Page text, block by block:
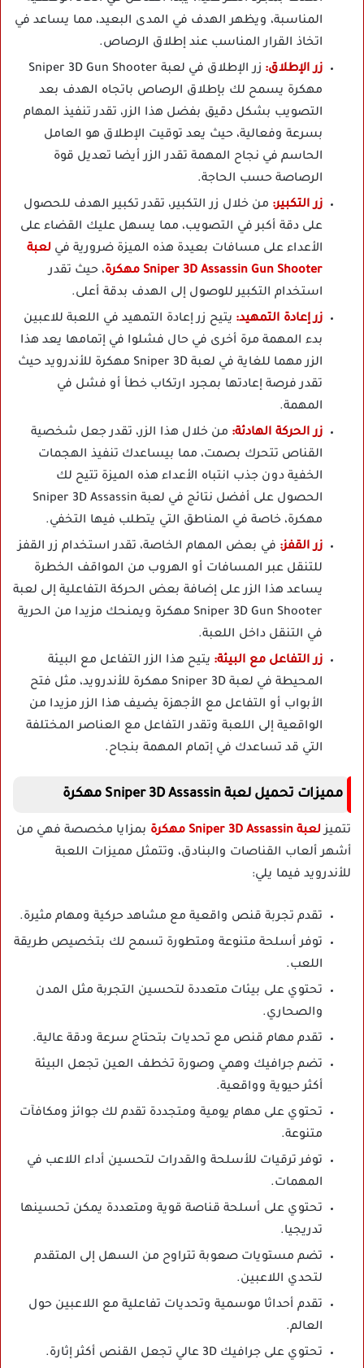
المناسبة، ويظهر الهدف في المدى البعيد، مما يساعد في
اتخاذ القرار المناسب عند إطلاق الرصاص.
زر الإطلاق:
زر الإطلاق في لعبة Sniper 3D Gun Shooter
مهكرة يسمح لك بإطلاق الرصاص باتجاه الهدف بعد
التصويب بشكل دقيق بفضل هذا الزر، تقدر تنفيذ المهام
بسرعة وفعالية، حيث يعد توقيت الإطلاق هو العامل
الحاسم في نجاح المهمة تقدر الزر أيضا تعديل قوة
الرصاصة حسب الحاجة.
زر التكبير: من خلال زر التكبير، تقدر تكبير الهدف للحصول
على دقة أكبر في التصويب، مما يسهل عليك القضاء على
الأعداء على مسافات بعيدة هذه الميزة ضرورية في لعبة
Sniper 3D Assassin Gun Shooter مهكرة
، حيث تقدر
استخدام التكبير للوصول إلى الهدف بدقة أعلى.
زر إعادة التمهيد: يتيح زر إعادة التمهيد في اللعبة للاعبين
بدء المهمة مرة أخرى في حال فشلوا في إتمامها يعد هذا
الزر مهما للغاية في لعبة Sniper 3D مهكرة للأندرويد حيث
تقدر فرصة إعادتها بمجرد ارتكاب خطأ أو فشل في
المهمة.
زر الحركة الهادئة: من خلال هذا الزر، تقدر جعل شخصية
القناص تتحرك بصمت، مما بيساعدك تنفيذ الهجمات
الخفية دون جذب انتباه الأعداء هذه الميزة تتيح لك
الحصول على أفضل نتائج في لعبة Sniper 3D Assassin
مهكرة، خاصة في المناطق التي يتطلب فيها التخفي.
زر القفز: في بعض المهام الخاصة، تقدر استخدام زر القفز
للتنقل عبر المسافات أو الهروب من المواقف الخطرة
يساعد هذا الزر على إضافة بعض الحركة التفاعلية إلى لعبة
Sniper 3D Gun Shooter مهكرة ويمنحك مزيدا من الحرية
في التنقل داخل اللعبة.
زر التفاعل مع البيئة: يتيح هذا الزر التفاعل مع البيئة
المحيطة في لعبة Sniper 3D مهكرة للأندرويد، مثل فتح
الأبواب أو التفاعل مع الأجهزة يضيف هذا الزر مزيدا من
الواقعية إلى اللعبة وتقدر التفاعل مع العناصر المختلفة
التي قد تساعدك في إتمام المهمة بنجاح.
مميزات تحميل لعبة Sniper 3D Assassin مهكرة
تتميزلعبة Sniper 3D Assassin مهكرة
بمزايا مخصصة فهي من
أشهر ألعاب القناصات والبنادق، وتتمثل مميزات اللعبة
للأندرويد فيما يلي:
تقدم تجربة قنص واقعية مع مشاهد حركية ومهام مثيرة.
توفر أسلحة متنوعة ومتطورة تسمح لك بتخصيص طريقة
اللعب.
تحتوي على بيئات متعددة لتحسين التجربة مثل المدن
والصحاري.
تقدم مهام قنص مع تحديات بتحتاج سرعة ودقة عالية.
تضم جرافيك وهمي وصورة تخطف العين تجعل البيئة
أكثر حيوية وواقعية.
تحتوي على مهام يومية ومتجددة تقدم لك جوائز ومكافآت
متنوعة.
توفر ترقيات للأسلحة والقدرات لتحسين أداء اللاعب في
المهمات.
تحتوي على أسلحة قناصة قوية ومتعددة يمكن تحسينها
تدريجيا.
تضم مستويات صعوبة تتراوح من السهل إلى المتقدم
لتحدي اللاعبين.
تقدم أحداثا موسمية وتحديات تفاعلية مع اللاعبين حول
العالم.
تحتوي على جرافيك 3D عالي تجعل القنص أكثر إثارة.